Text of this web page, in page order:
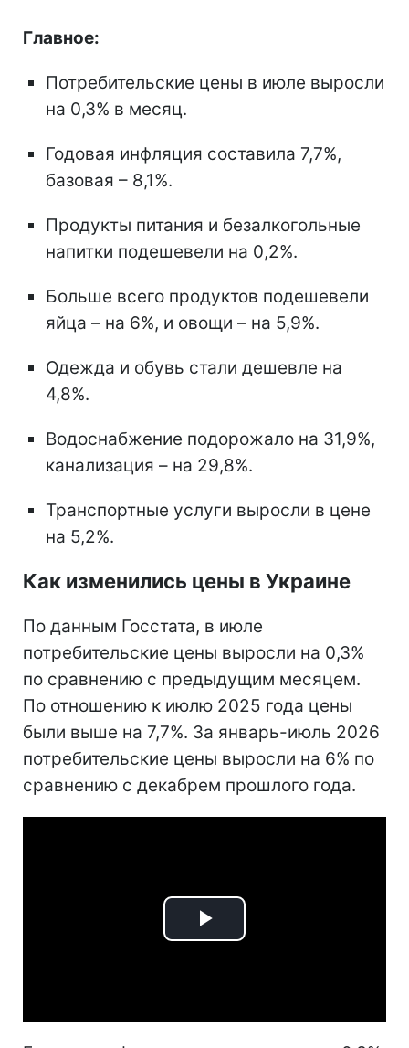
Главное:
Потребительские цены в июле выросли
на 0,3% в месяц.
Годовая инфляция составила 7,7%,
базовая – 8,1%.
Продукты питания и безалкогольные
напитки подешевели на 0,2%.
Больше всего продуктов подешевели
яйца – на 6%, и овощи – на 5,9%.
Одежда и обувь стали дешевле на
4,8%.
Водоснабжение подорожало на 31,9%,
канализация – на 29,8%.
Транспортные услуги выросли в цене
на 5,2%.
Как изменились цены в Украине
По данным Госстата, в июле
потребительские цены выросли на 0,3%
по сравнению с предыдущим месяцем.
По отношению к июлю 2025 года цены
были выше на 7,7%. За январь-июль 2026
потребительские цены выросли на 6% по
сравнению с декабрем прошлого года.
Play